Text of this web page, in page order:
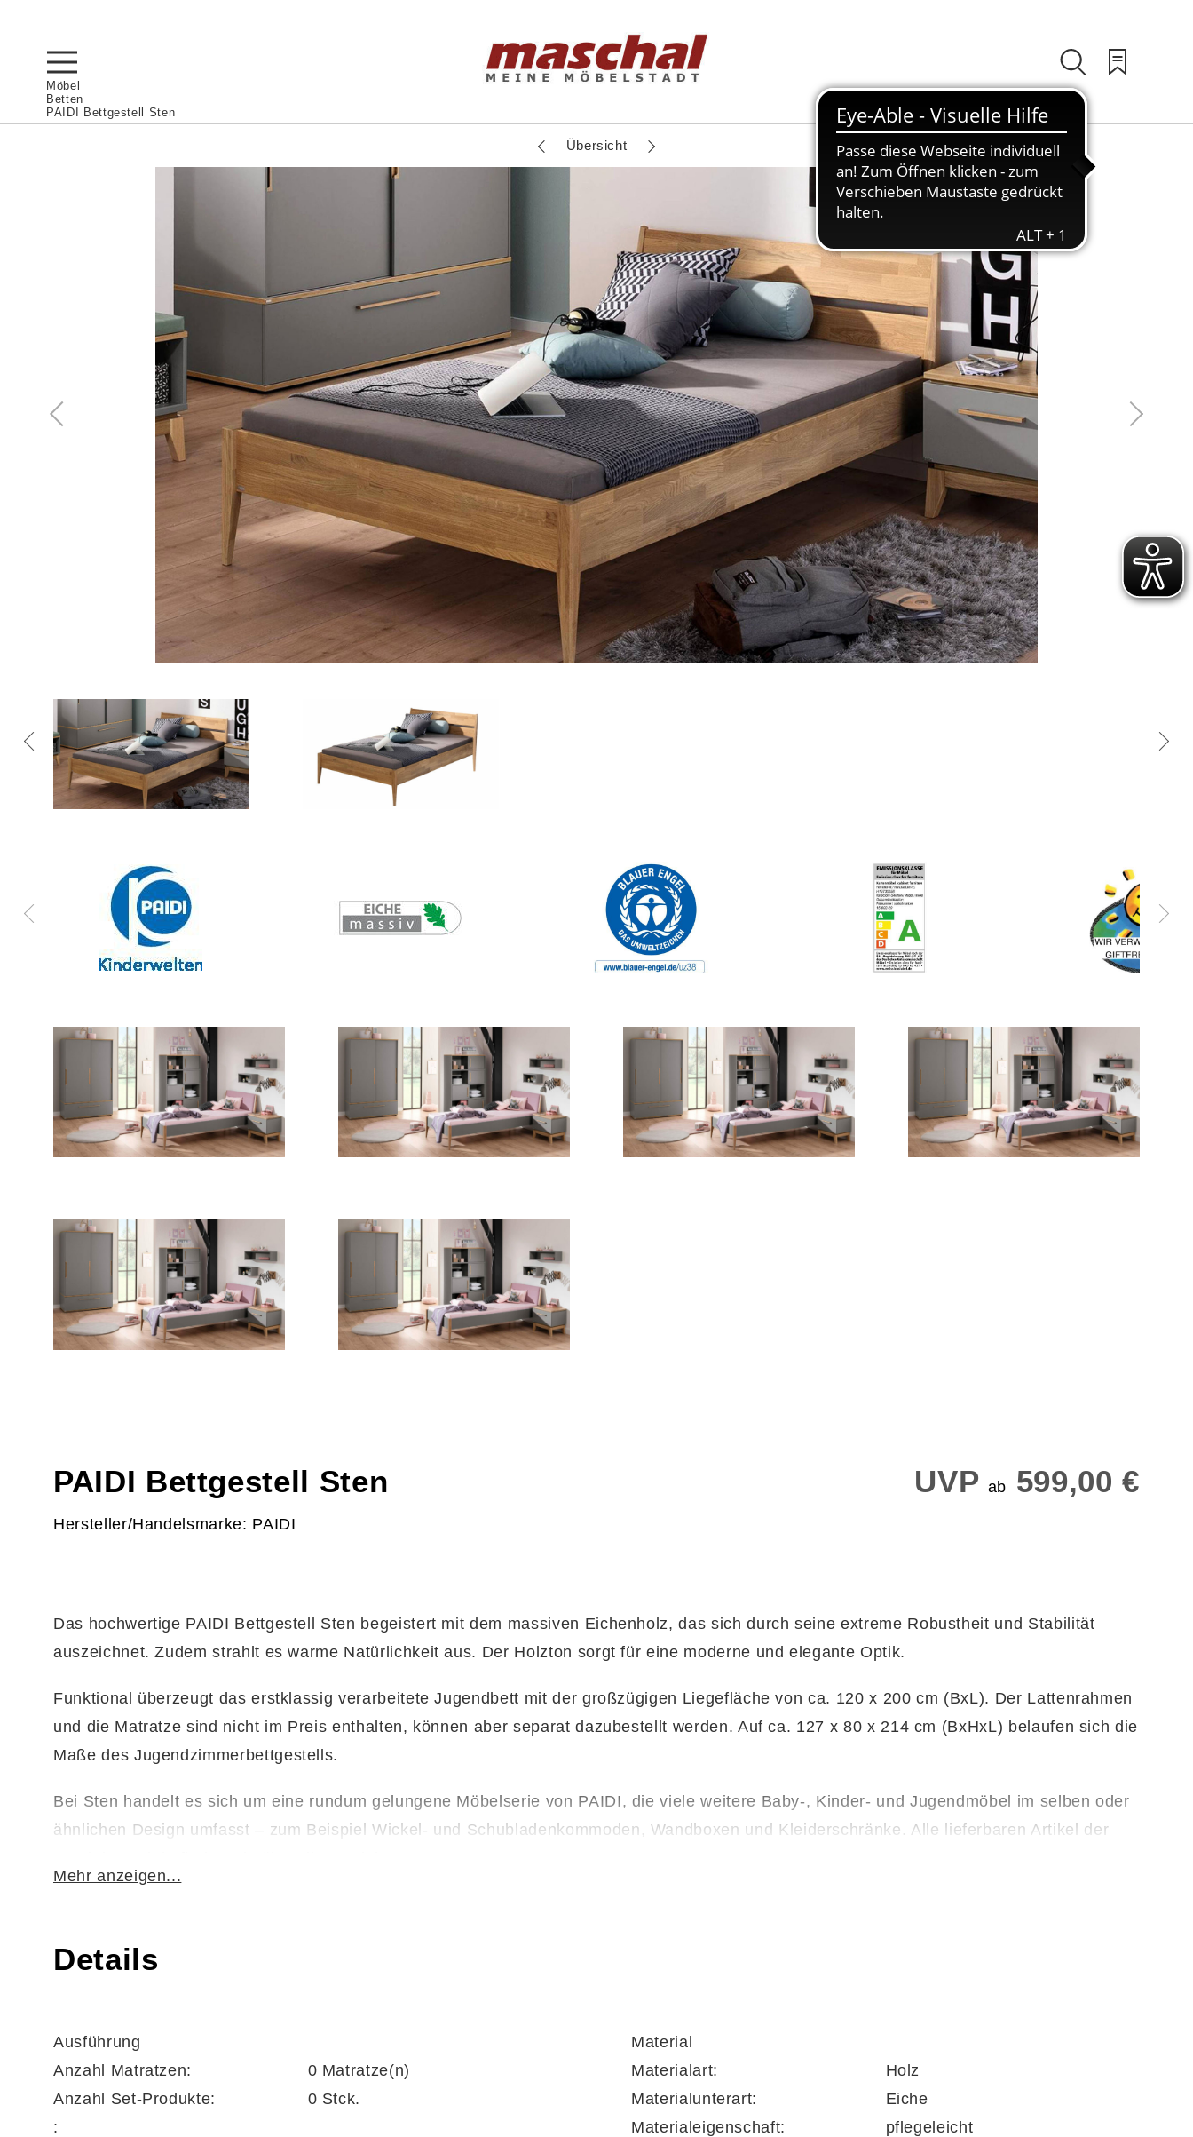
Möbel
Betten
PAIDI Bettgestell Sten
Übersicht
PAIDI Bettgestell Sten UVP ab 599,00 €
Hersteller/Handelsmarke: PAIDI
Das hochwertige PAIDI Bettgestell Sten begeistert mit dem massiven Eichenholz, das sich durch seine extreme Robustheit und Stabilität
auszeichnet. Zudem strahlt es warme Natürlichkeit aus. Der Holzton sorgt für eine moderne und elegante Optik.
Funktional überzeugt das erstklassig verarbeitete Jugendbett mit der großzügigen Liegefläche von ca. 120 x 200 cm (BxL). Der Lattenrahmen
und die Matratze sind nicht im Preis enthalten, können aber separat dazubestellt werden. Auf ca. 127 x 80 x 214 cm (BxHxL) belaufen sich die
Maße des Jugendzimmerbettgestells.
Bei Sten handelt es sich um eine rundum gelungene Möbelserie von PAIDI, die viele weitere Baby-, Kinder- und Jugendmöbel im selben oder
ähnlichen Design umfasst – zum Beispiel Wickel- und Schubladenkommoden, Wandboxen und Kleiderschränke. Alle lieferbaren Artikel der
Mehr anzeigen...
Details
Ausführung
Anzahl Matratzen:
0 Matratze(n)
Anzahl Set-Produkte:
0 Stck.
:
Material
Materialart:
Holz
Materialunterart:
Eiche
Materialeigenschaft:
pflegeleicht